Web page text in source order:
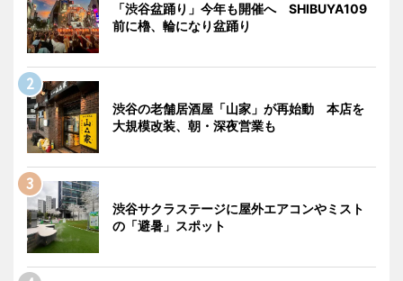
「渋谷盆踊り」今年も開催へ SHIBUYA109
前に櫓、輪になり盆踊り
渋谷の老舗居酒屋「山家」が再始動 本店を
大規模改装、朝・深夜営業も
渋谷サクラステージに屋外エアコンやミスト
の「避暑」スポット